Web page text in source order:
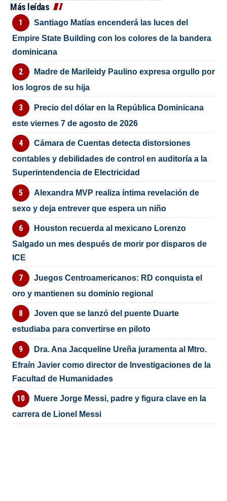
Más leídas
Santiago Matías encenderá las luces del
Empire State Building con los colores de la bandera
dominicana
Madre de Marileidy Paulino expresa orgullo por
los logros de su hija
Precio del dólar en la República Dominicana
este viernes 7 de agosto de 2026
Cámara de Cuentas detecta distorsiones
contables y debilidades de control en auditoría a la
Superintendencia de Electricidad
Alexandra MVP realiza íntima revelación de
sexo y deja entrever que espera un niño
Houston recuerda al mexicano Lorenzo
Salgado un mes después de morir por disparos de
ICE
Juegos Centroamericanos: RD conquista el
oro y mantienen su dominio regional
Joven que se lanzó del puente Duarte
estudiaba para convertirse en piloto
Dra. Ana Jacqueline Ureña juramenta al Mtro.
Efraín Javier como director de Investigaciones de la
Facultad de Humanidades
Muere Jorge Messi, padre y figura clave en la
carrera de Lionel Messi